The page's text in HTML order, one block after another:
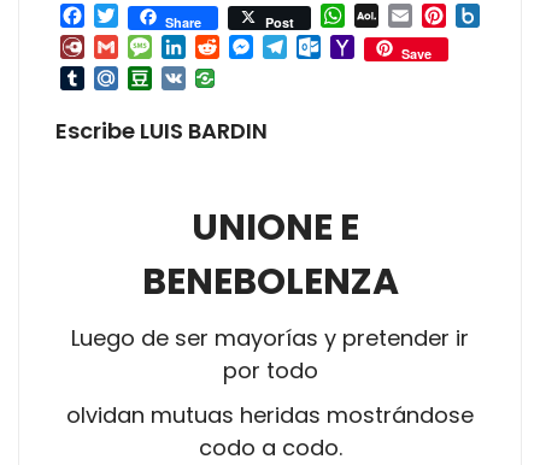
Facebook
TwitterShare Post WhatsApp
AOL
Mail
Email Pinterest
Diary.RuGmailMessage
LinkedInRedditMessenger
TelegramOutlook.com
YahooSave
TumblrMail.RuDouban
VK
Escribe LUIS BARDIN
UNIONE E
BENEBOLENZA
Luego de ser mayorías y pretender ir
por todo
olvidan mutuas heridas mostrándose
codo a codo.